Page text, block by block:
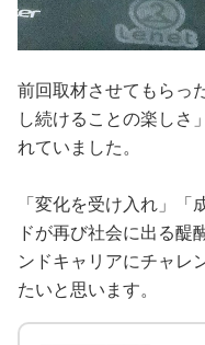
前回取材させてもらっ
し続けることの楽しさ
れていました。
「変化を受け入れ」
ドが再び社会に出る醍
ンドキャリアにチャレ
たいと思います。